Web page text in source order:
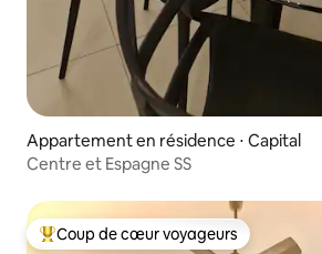
Appartement en résidence ⋅ Capital
Centre et Espagne SS
Coups de cœur voyageurs les plus
Coup de cœur voyageurs